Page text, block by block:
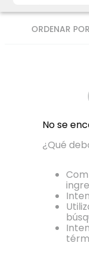
ORDENAR POR
No se
¿Qué